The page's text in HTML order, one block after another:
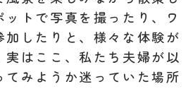
トで写真を撮ったり、ワ
加したりと、様々な体験が
実はここ、私たち夫婦が以
てみようか迷っていた場所